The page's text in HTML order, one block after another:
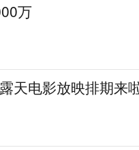
万
天电影放映排期来